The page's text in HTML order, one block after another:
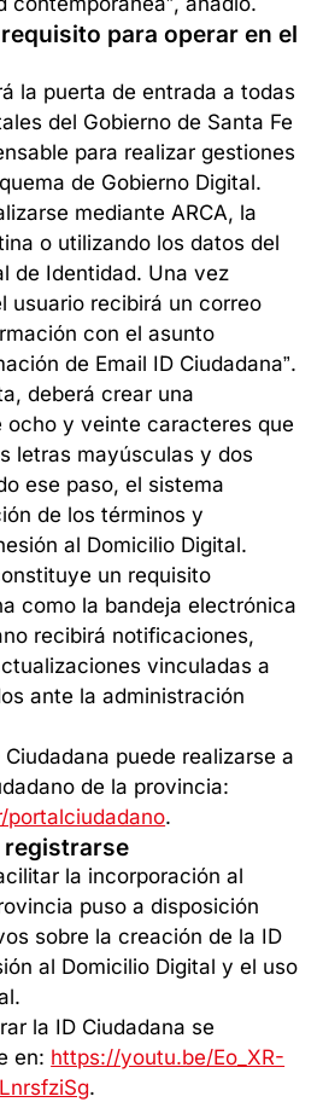
para operar en el
la puerta de entrada a todas
del Gobierno de Santa Fe
para realizar gestiones
de Gobierno Digital.
mediante ARCA, la
o utilizando los datos del
de Identidad. Una vez
usuario recibirá un correo
con el asunto
de Email ID Ciudadana”.
deberá crear una
ocho y veinte caracteres que
letras mayúsculas y dos
ese paso, el sistema
de los términos y
al Domicilio Digital.
un requisito
como la bandeja electrónica
recibirá notificaciones,
vinculadas a
ante la administración
puede realizarse a
de la provincia:
portalciudadano.
registrarse
la incorporación al
puso a disposición
sobre la creación de la ID
al Domicilio Digital y el uso
la ID Ciudadana se
en: https://youtu.be/Eo_XR-
.